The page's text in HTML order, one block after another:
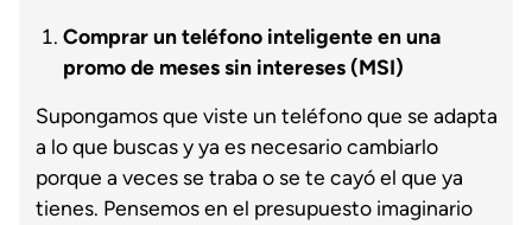
Comprar un teléfono inteligente en una
promo de meses sin intereses (MSI)
Supongamos que viste un teléfono que se adapta
a lo que buscas y ya es necesario cambiarlo
porque a veces se traba o se te cayó el que ya
tienes. Pensemos en el presupuesto imaginario